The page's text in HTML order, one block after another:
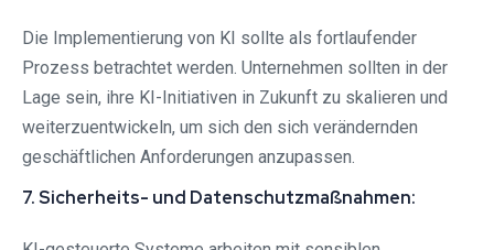
Die Implementierung von KI sollte als fortlaufender
Prozess betrachtet werden. Unternehmen sollten in der
Lage sein, ihre KI-Initiativen in Zukunft zu skalieren und
weiterzuentwickeln, um sich den sich verändernden
geschäftlichen Anforderungen anzupassen.
7. Sicherheits- und Datenschutzmaßnahmen: